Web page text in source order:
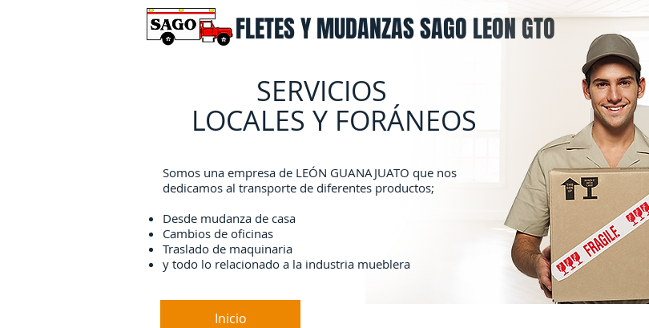
FLETES Y MUDANZAS SAGO LEON GTO
Somos una empresa de LEÓN GUANAJUATO que nos
dedicamos al transporte de diferentes productos;
Desde mudanza de casa
Cambios de oficinas
Traslado de maquinaria
y todo lo relacionado a la industria mueblera
SERVICIOS
LOCALES Y FORÁNEOS
Inicio